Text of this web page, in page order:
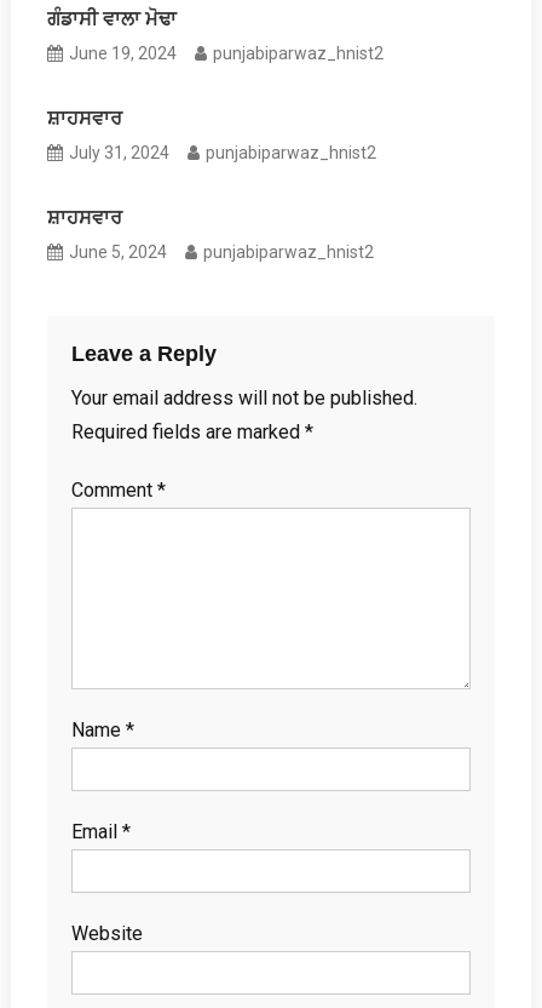
ਗੰਡਾਸੀ ਵਾਲਾ ਮੋਢਾ
June 19, 2024 punjabiparwaz_hnist2
ਸ਼ਾਹਸਵਾਰ
July 31, 2024 punjabiparwaz_hnist2
ਸ਼ਾਹਸਵਾਰ
June 5, 2024 punjabiparwaz_hnist2
Leave a Reply
Your email address will not be published.
Required fields are marked *
Comment *
Name *
Email *
Website